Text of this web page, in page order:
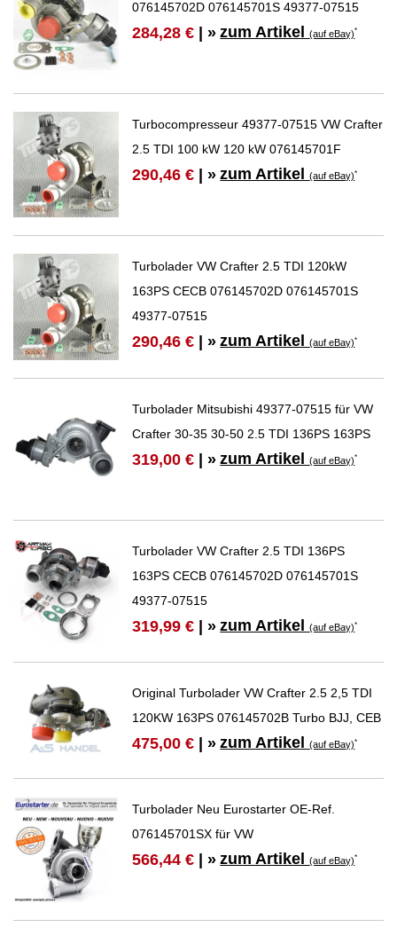
076145702D 076145701S 49377-07515
284,28 € | » zum Artikel(auf eBay)*
Turbocompresseur 49377-07515 VW Crafter
2.5 TDI 100 kW 120 kW 076145701F
290,46 € | » zum Artikel(auf eBay)*
Turbolader VW Crafter 2.5 TDI 120kW
163PS CECB 076145702D 076145701S
49377-07515
290,46 € | » zum Artikel(auf eBay)*
Turbolader Mitsubishi 49377-07515 für VW
Crafter 30-35 30-50 2.5 TDI 136PS 163PS
319,00 € | » zum Artikel(auf eBay)*
Turbolader VW Crafter 2.5 TDI 136PS
163PS CECB 076145702D 076145701S
49377-07515
319,99 € | » zum Artikel(auf eBay)*
Original Turbolader VW Crafter 2.5 2,5 TDI
120KW 163PS 076145702B Turbo BJJ, CEB
475,00 € | » zum Artikel(auf eBay)*
Turbolader Neu Eurostarter OE-Ref.
076145701SX für VW
566,44 € | » zum Artikel(auf eBay)*